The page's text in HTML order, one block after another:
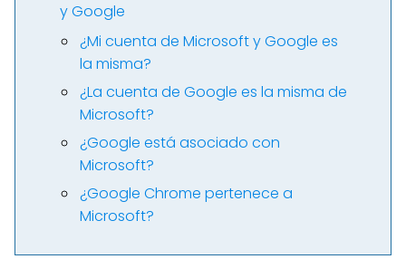
y Google
¿Mi cuenta de Microsoft y Google es
la misma?
¿La cuenta de Google es la misma de
Microsoft?
¿Google está asociado con
Microsoft?
¿Google Chrome pertenece a
Microsoft?